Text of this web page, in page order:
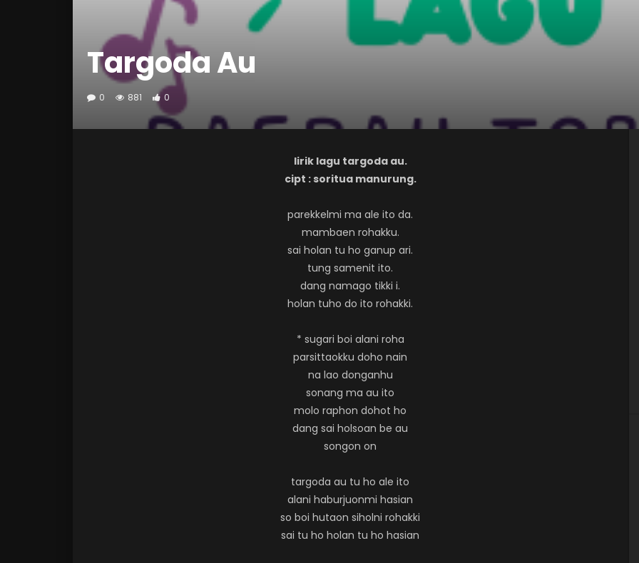
Targoda Au
0 881 0
lirik lagu targoda au.
cipt : soritua manurung.
parekkelmi ma ale ito da.
mambaen rohakku.
sai holan tu ho ganup ari.
tung samenit ito.
dang namago tikki i.
holan tuho do ito rohakki.
* sugari boi alani roha
parsittaokku doho nain
na lao donganhu
sonang ma au ito
molo raphon dohot ho
dang sai holsoan be au
songon on
targoda au tu ho ale ito
alani haburjuonmi hasian
so boi hutaon siholni rohakki
sai tu ho holan tu ho hasian